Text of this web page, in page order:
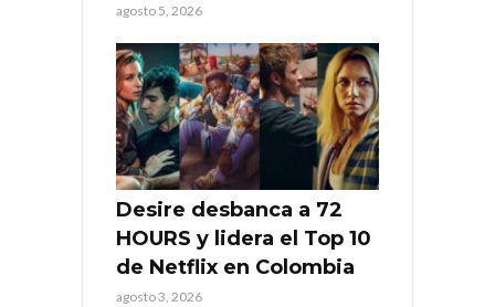
agosto 5, 2026
Desire desbanca a 72
HOURS y lidera el Top 10
de Netflix en Colombia
agosto 3, 2026